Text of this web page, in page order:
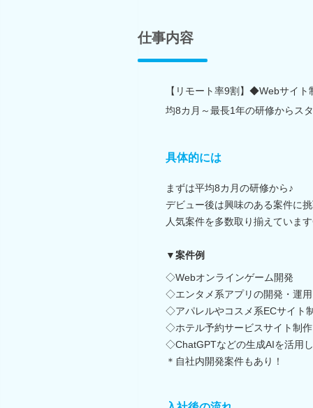
仕事内容
【リモート率9割】◆Webサイ
均8カ月～最長1年の研修からス
具体的には
まずは平均8カ月の研修から♪
デビュー後は興味のある案件に
人気案件を多数取り揃えていま
▼案件例
◇Webオンラインゲーム開発
◇エンタメ系アプリの開発・運用
◇アパレルやコスメ系ECサイト
◇ホテル予約サービスサイト制作
◇ChatGPTなどの生成AIを活用
＊自社内開発案件もあり！